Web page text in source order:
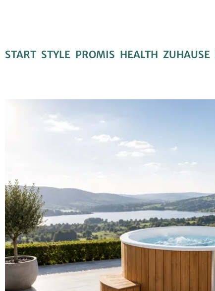
START STYLE PROMIS HEALTH ZUHAUSE